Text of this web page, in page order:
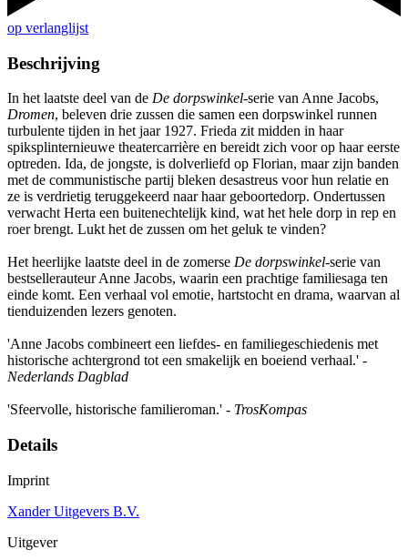
op verlanglijst
Beschrijving
In het laatste deel van de De dorpswinkel-serie van Anne Jacobs,
Dromen, beleven drie zussen die samen een dorpswinkel runnen
turbulente tijden in het jaar 1927. Frieda zit midden in haar
spiksplinternieuwe theatercarrière en bereidt zich voor op haar eerste
optreden. Ida, de jongste, is dolverliefd op Florian, maar zijn banden
met de communistische partij bleken desastreus voor hun relatie en
ze is verdrietig teruggekeerd naar haar geboortedorp. Ondertussen
verwacht Herta een buitenechtelijk kind, wat het hele dorp in rep en
roer brengt. Lukt het de zussen om het geluk te vinden?
Het heerlijke laatste deel in de zomerse De dorpswinkel-serie van
bestsellerauteur Anne Jacobs, waarin een prachtige familiesaga ten
einde komt. Een verhaal vol emotie, hartstocht en drama, waarvan al
tienduizenden lezers genoten.
'Anne Jacobs combineert een liefdes- en familiegeschiedenis met
historische achtergrond tot een smakelijk en boeiend verhaal.' -
Nederlands Dagblad
'Sfeervolle, historische familieroman.' - TrosKompas
Details
Imprint
Xander Uitgevers B.V.
Uitgever